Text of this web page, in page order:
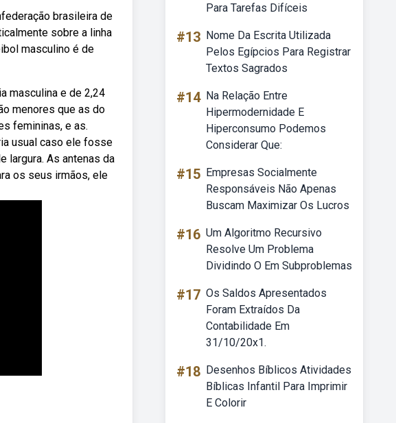
brasileira de
sobre a linha
masculino é de
masculina e de 2,24
menores que as do
femininas, e as.
usual caso ele fosse
largura. As antenas da
os seus irmãos, ele
Para Tarefas Difíceis
#13 Nome Da Escrita Utilizada
Pelos Egípcios Para Registrar
Textos Sagrados
#14 Na Relação Entre
Hipermodernidade E
Hiperconsumo Podemos
Considerar Que:
#15 Empresas Socialmente
Responsáveis Não Apenas
Buscam Maximizar Os Lucros
#16 Um Algoritmo Recursivo
Resolve Um Problema
Dividindo O Em Subproblemas
#17 Os Saldos Apresentados
Foram Extraídos Da
Contabilidade Em
31/10/20x1.
#18 Desenhos Bíblicos Atividades
Bíblicas Infantil Para Imprimir
E Colorir